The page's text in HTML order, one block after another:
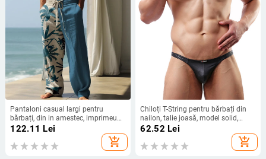
Pantaloni casual largi pentru
bărbați, din in amestec, imprimeu
3D Hawaii, talie liberă cu curea,
122.11 Lei
add_shopping_cart
Chiloți T-String pentru bărbați din
nailon, talie joasă, model solid,
căptușire 90–95% nailon
62.52 Lei
add_shopping_cart